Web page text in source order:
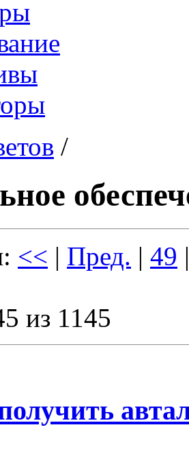
/
<< | Пред. | 49
из 1145